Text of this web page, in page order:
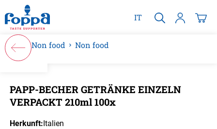
springen
IT
Non food Non food
PAPP-BECHER GETRÄNKE EINZELN
VERPACKT 210ml 100x
Herkunft:Italien